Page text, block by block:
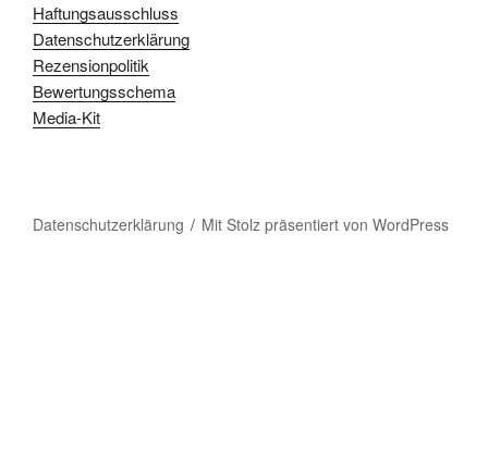
Haftungsausschluss
Datenschutzerklärung
Rezensionpolitik
Bewertungsschema
Media-Kit
Datenschutzerklärung Mit Stolz präsentiert von WordPress